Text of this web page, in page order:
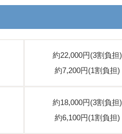
約22,000円(3割負担)
約7,200円(1割負担)
約18,000円(3割負担)
約6,100円(1割負担)